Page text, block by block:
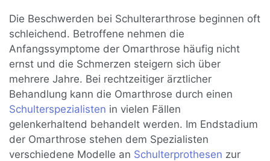
Die Beschwerden bei Schulterarthrose beginnen oft
schleichend. Betroffene nehmen die
Anfangssymptome der Omarthrose häufig nicht
ernst und die Schmerzen steigern sich über
mehrere Jahre. Bei rechtzeitiger ärztlicher
Behandlung kann die Omarthrose durch einen
Schulterspezialisten in vielen Fällen
gelenkerhaltend behandelt werden. Im Endstadium
der Omarthrose stehen dem Spezialisten
verschiedene Modelle an Schulterprothesen zur